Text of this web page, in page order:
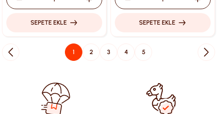
SEPETE EKLE SEPETE EKLE
1 2 3 4 5